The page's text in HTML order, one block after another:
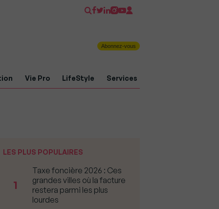
Abonnez-vous
Vie Pro LifeStyle Services
LES PLUS POPULAIRES
1
Taxe foncière 2026 : Ces
grandes villes où la facture
restera parmi les plus
lourdes